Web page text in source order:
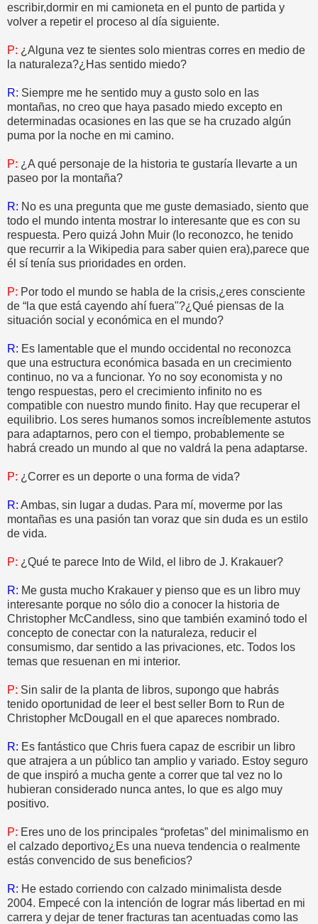
escribir,dormir en mi camioneta en el punto de partida y
volver a repetir el proceso al día siguiente.
P: ¿Alguna vez te sientes solo mientras corres en medio de
la naturaleza?¿Has sentido miedo?
R: Siempre me he sentido muy a gusto solo en las
montañas, no creo que haya pasado miedo excepto en
determinadas ocasiones en las que se ha cruzado algún
puma por la noche en mi camino.
P: ¿A qué personaje de la historia te gustaría llevarte a un
paseo por la montaña?
R: No es una pregunta que me guste demasiado, siento que
todo el mundo intenta mostrar lo interesante que es con su
respuesta. Pero quizá John Muir (lo reconozco, he tenido
que recurrir a la Wikipedia para saber quien era),parece que
él sí tenía sus prioridades en orden.
P: Por todo el mundo se habla de la crisis,¿eres consciente
de “la que está cayendo ahí fuera"?¿Qué piensas de la
situación social y económica en el mundo?
R: Es lamentable que el mundo occidental no reconozca
que una estructura económica basada en un crecimiento
continuo, no va a funcionar. Yo no soy economista y no
tengo respuestas, pero el crecimiento infinito no es
compatible con nuestro mundo finito. Hay que recuperar el
equilibrio. Los seres humanos somos increíblemente astutos
para adaptarnos, pero con el tiempo, probablemente se
habrá creado un mundo al que no valdrá la pena adaptarse.
P: ¿Correr es un deporte o una forma de vida?
R: Ambas, sin lugar a dudas. Para mí, moverme por las
montañas es una pasión tan voraz que sin duda es un estilo
de vida.
P: ¿Qué te parece Into de Wild, el libro de J. Krakauer?
R: Me gusta mucho Krakauer y pienso que es un libro muy
interesante porque no sólo dio a conocer la historia de
Christopher McCandless, sino que también examinó todo el
concepto de conectar con la naturaleza, reducir el
consumismo, dar sentido a las privaciones, etc. Todos los
temas que resuenan en mi interior.
P: Sin salir de la planta de libros, supongo que habrás
tenido oportunidad de leer el best seller Born to Run de
Christopher McDougall en el que apareces nombrado.
R: Es fantástico que Chris fuera capaz de escribir un libro
que atrajera a un público tan amplio y variado. Estoy seguro
de que inspiró a mucha gente a correr que tal vez no lo
hubieran considerado nunca antes, lo que es algo muy
positivo.
P: Eres uno de los principales “profetas” del minimalismo en
el calzado deportivo¿Es una nueva tendencia o realmente
estás convencido de sus beneficios?
R: He estado corriendo con calzado minimalista desde
2004. Empecé con la intención de lograr más libertad en mi
carrera y dejar de tener fracturas tan acentuadas como las